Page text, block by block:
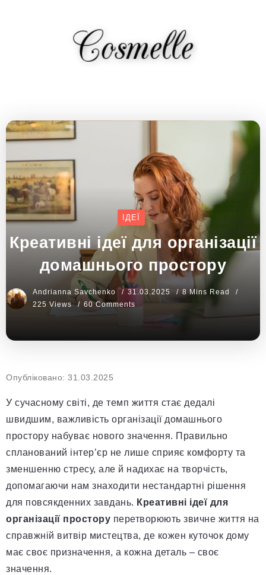
ІДЕЇ
Креативні ідеї для організації
домашнього простору
Andrianna Savchenko 31.03.2025
8 Mins Read
225 Views
60 Comments
Опубліковано: 31.03.2025
У сучасному світі, де темп життя стає дедалі
швидшим, важливість організації домашнього
простору набуває нового значення. Правильно
спланований інтер’єр не лише сприяє комфорту та
зменшенню стресу, але й надихає на творчість,
допомагаючи нам знаходити нестандартні рішення
для повсякденних завдань. Креативні ідеї для
організації простору перетворюють звичне життя на
справжній витвір мистецтва, де кожен куточок дому
має своє призначення, а кожна деталь – своє
значення.